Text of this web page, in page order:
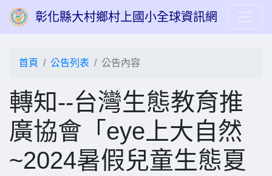
彰化縣大村鄉村上國小全球資訊網
首頁 公告列表 公告內容
轉知--台灣生態教育推
廣協會「eye上大自然
~2024暑假兒童生態夏